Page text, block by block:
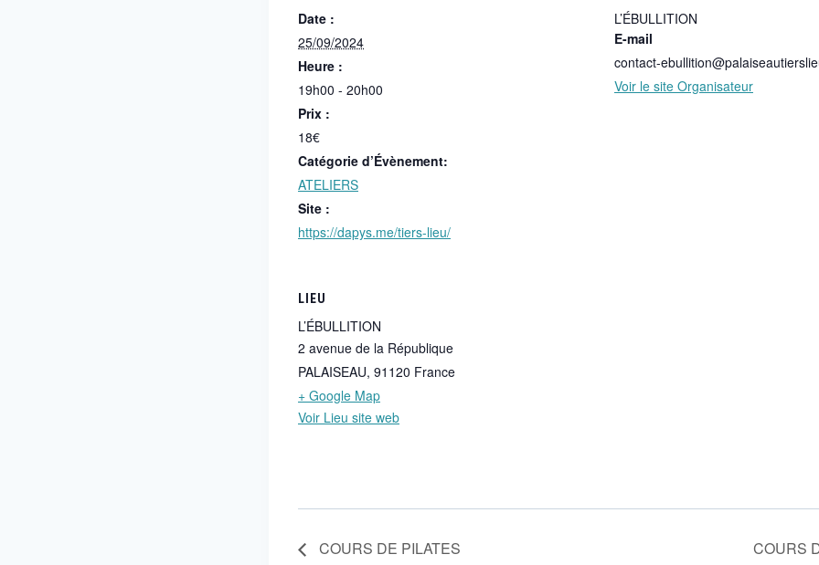
Date :
25/09/2024
Heure :
19h00 - 20h00
Prix :
18€
Catégorie d’Évènement:
ATELIERS
Site :
https://dapys.me/tiers-lieu/
L’ÉBULLITION
E-mail
contact-
Voir le site Organisateur
LIEU
L’ÉBULLITION
2 avenue de la République
PALAISEAU, 91120 France
+ Google Map
Voir Lieu site web
COURS DE PILATES COURS